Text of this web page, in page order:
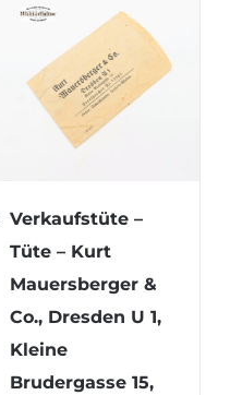
Verkaufstüte –
Tüte – Kurt
Mauersberger &
Co., Dresden U 1,
Kleine
Brudergasse 15,